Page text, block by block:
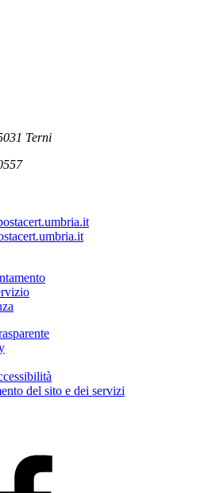
Terni
del sito e dei servizi